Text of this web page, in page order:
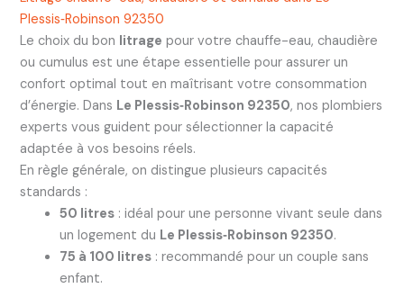
Plessis‑Robinson 92350
Le choix du bon litrage pour votre chauffe-eau, chaudière
ou cumulus est une étape essentielle pour assurer un
confort optimal tout en maîtrisant votre consommation
d’énergie. Dans Le Plessis‑Robinson 92350, nos plombiers
experts vous guident pour sélectionner la capacité
adaptée à vos besoins réels.
En règle générale, on distingue plusieurs capacités
standards :
50 litres: idéal pour une personne vivant seule dans
un logement du Le Plessis‑Robinson 92350.
75 à 100 litres: recommandé pour un couple sans
enfant.